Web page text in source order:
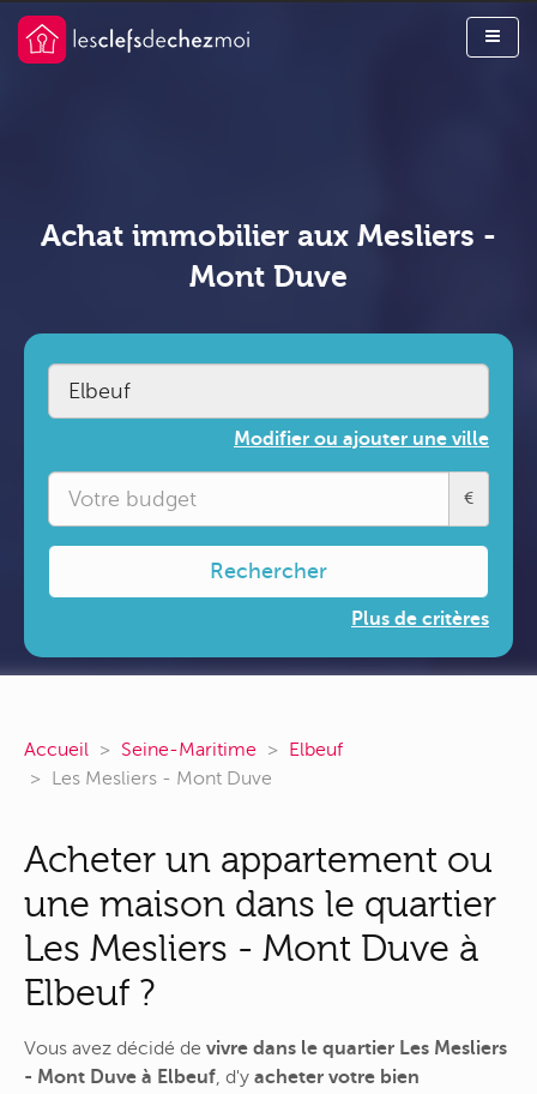
Achat immobilier aux Mesliers -
Mont Duve
Modifier ou ajouter une ville
€
Rechercher
Plus de critères
Accueil Seine-Maritime
Elbeuf
Les Mesliers - Mont Duve
Acheter un appartement ou
une maison dans le quartier
Les Mesliers - Mont Duve à
Elbeuf ?
Vous avez décidé de vivre dans le quartier Les Mesliers
- Mont Duve à Elbeuf, d'y acheter votre bien